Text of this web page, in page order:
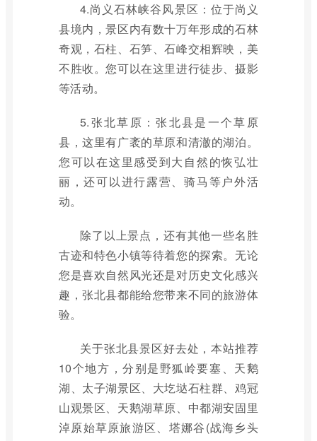
4.尚义石林峡谷风景区：位于尚义
县境内，景区内有数十万年形成的石林
奇观，石柱、石笋、石峰交相辉映，美
不胜收。您可以在这里进行徒步、摄影
等活动。
5.张北草原：张北县是一个草原
县，这里有广袤的草原和清澈的湖泊。
您可以在这里感受到大自然的恢弘壮
丽，还可以进行露营、骑马等户外活
动。
除了以上景点，还有其他一些名胜
古迹和特色小镇等待着您的探索。无论
您是喜欢自然风光还是对历史文化感兴
趣，张北县都能给您带来不同的旅游体
验。
关于张北县景区好去处，本站推荐
10个地方，分别是野狐岭要塞、天鹅
湖、太子湖景区、大圪垯石柱群、鸡冠
山观景区、天鹅湖草原、中都湖安固里
淖原始草原旅游区、塔娜谷(战海乡头